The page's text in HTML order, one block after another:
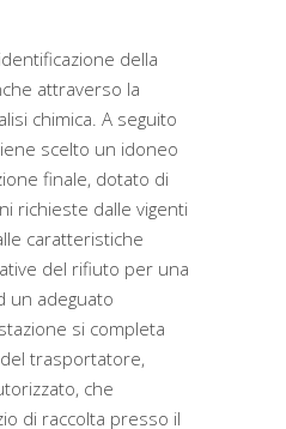
della
attraverso la
chimica. A seguito
scelto un idoneo
finale, dotato di
richieste dalle vigenti
caratteristiche
del rifiuto per una
un adeguato
si completa
del trasportatore,
che
di raccolta presso il